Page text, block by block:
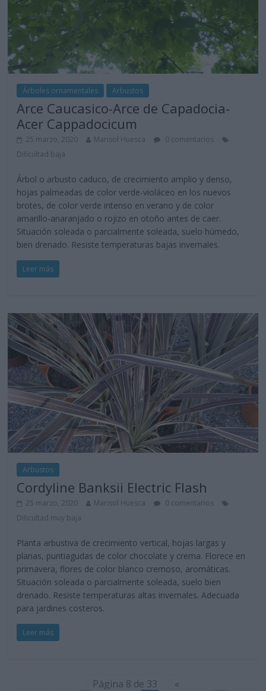
Árboles ornamentales Arbustos
Arce Caucasico-Arce de Capadocia-
Acer Cappadocicum
25 marzo, 2020 Marisol Huesca
0 comentarios
Dificultad baja
Árbol o arbusto caduco, de crecimiento amplio y denso,
hojas palmeadas de color verde-violáceo en los nuevos
brotes, de color verde intenso en verano y de color
amarillo-anaranjado o rojizo en otoño antes de caer.
Situación soleada o parcialmente soleada, suelo húmedo,
bien drenado. Resiste temperaturas bajas invernales.
Leer más
Arbustos
Cordyline Banksii Electric Flash
25 marzo, 2020 Marisol Huesca
0 comentarios
Dificultad muy baja
Planta arbustiva de crecimiento vertical, hojas largas y
planas, puntiagudas de color chocolate y crema. Florece en
primavera, flores de color blanco cremoso, aromáticas.
Situación soleada o parcialmente soleada, suelo bien
drenado. Resiste temperaturas altas invernales. Adecuada
para jardines costeros.
Leer más
Página 8 de 33
«